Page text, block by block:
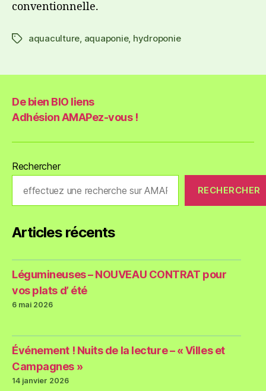
conventionnelle.
aquaculture, aquaponie, hydroponie
De bien BIO liens
Adhésion AMAPez-vous !
Rechercher
RECHERCHER
Articles récents
Légumineuses – NOUVEAU CONTRAT pour
vos plats d’ été
6 mai 2026
Événement ! Nuits de la lecture – « Villes et
Campagnes »
14 janvier 2026